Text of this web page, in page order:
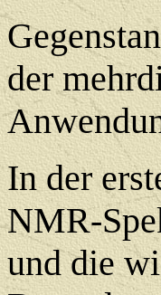
der
In der
NMR-
und die